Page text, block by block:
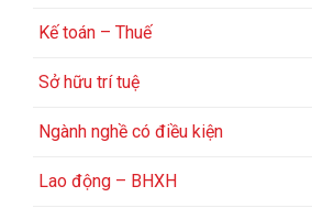
Kế toán – Thuế
Sở hữu trí tuệ
Ngành nghề có điều kiện
Lao động – BHXH